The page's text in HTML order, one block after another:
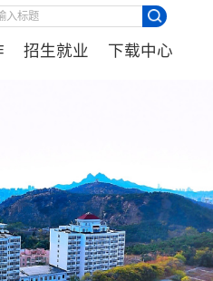
招生就业 下载中心